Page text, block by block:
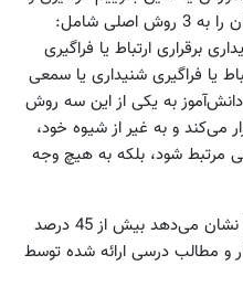
یا فرآیند آموزش- فراگیری دانش‌آموزان را به 3 روش اصلی شامل:
برقراری ارتباط یا فراگیری
یا فراگیری شنیداری یا سمعی
به یکی از این سه روش
می‌کند و به غیر از شیوه خود،
مرتبط شود، بلکه به هیچ وجه
- شیوه بصری یا دیداری؛ پژوهش‌ها نشان می‌دهد بیش از 45 درصد
و مطالب درسی ارائه شده توسط